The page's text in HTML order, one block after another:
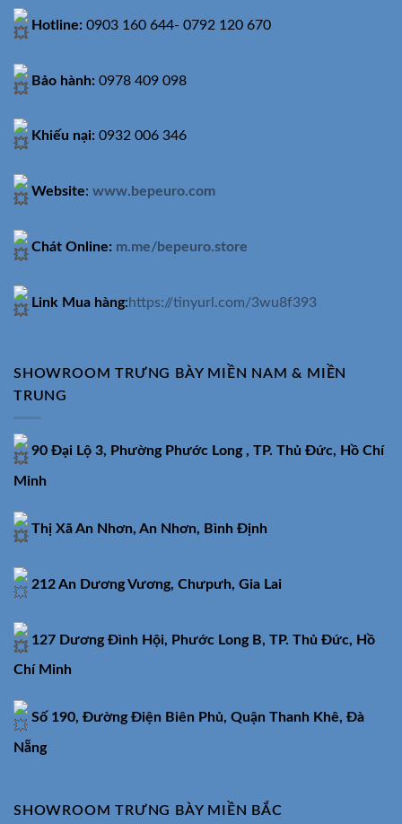
Hotline: 0903 160 644- 0792 120 670
Bảo hành: 0978 409 098
Khiếu nại: 0932 006 346
Website: www.bepeuro.com
Chát Online: m.me/bepeuro.store
Link Mua hàng:https://tinyurl.com/3wu8f393
SHOWROOM TRƯNG BÀY MIỀN NAM & MIỀN
TRUNG
90 Đại Lộ 3, Phường Phước Long , TP. Thủ Đức, Hồ Chí
Minh
Thị Xã An Nhơn, An Nhơn, Bình Định
212 An Dương Vương, Chưpưh, Gia Lai
127 Dương Đình Hội, Phước Long B, TP. Thủ Đức, Hồ
Chí Minh
Số 190, Đường Điện Biên Phủ, Quận Thanh Khê, Đà
Nẵng
SHOWROOM TRƯNG BÀY MIỀN BẮC